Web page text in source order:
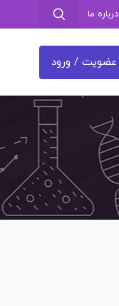
درباره ما
عضویت / ورود